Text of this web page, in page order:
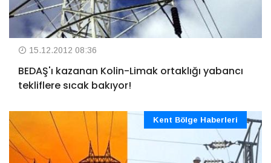
15.12.2012 08:36
BEDAŞ'ı kazanan Kolin-Limak ortaklığı yabancı
tekliflere sıcak bakıyor!
Kent Bölge Haberleri